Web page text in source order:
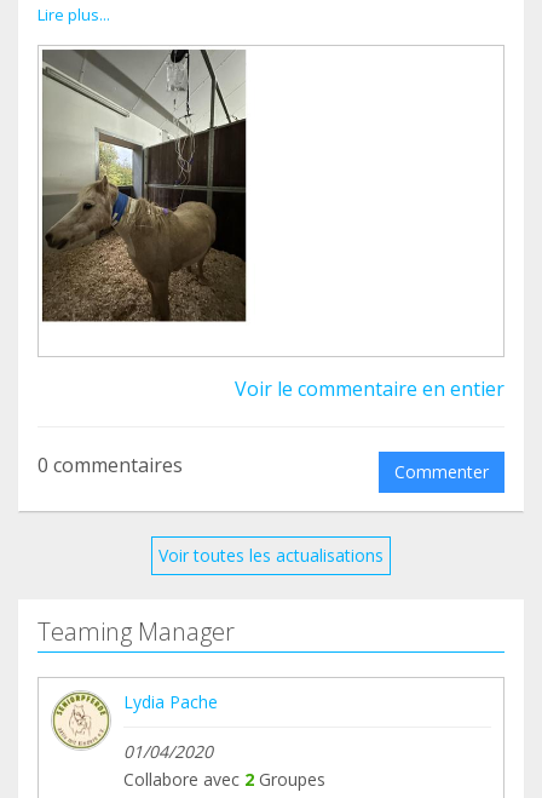
Tierarzt und Klinik aufbringen müssen. Das sind
die ganzen Medikamente und Nahrungszusätze
noch nicht eingerechnet. Ohne Spenden könnten
wir die Versorgung der Pferde nicht leisten.
Danke im Namen von:
Rio❤️Empire❤️Hanni❤️Caity❤️Träumer❤️Monty❤️
Piet❤️Walaika❤️Goldi❤️Max❤️Lou❤️
Lire plus...
Voir le commentaire en entier
0 commentaires Commenter
Voir toutes les actualisations
Teaming Manager
Lydia Pache
01/04/2020
Collabore avec 2 Groupes